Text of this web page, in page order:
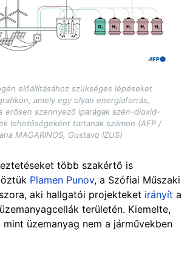
előállításához szükséges lépéseket
amely egy olyan energiaforrás,
erősen szennyező iparágak szén-dioxid-
lehetőségeként tartanak számon (AFP /
MAGARINOS, Gustavo IZUS)
több szakértő is
Plamen Punov, a Szófiai Műszaki
aki hallgatói projekteket irányít a
területén. Kiemelte,
üzemanyag nem a járművekben